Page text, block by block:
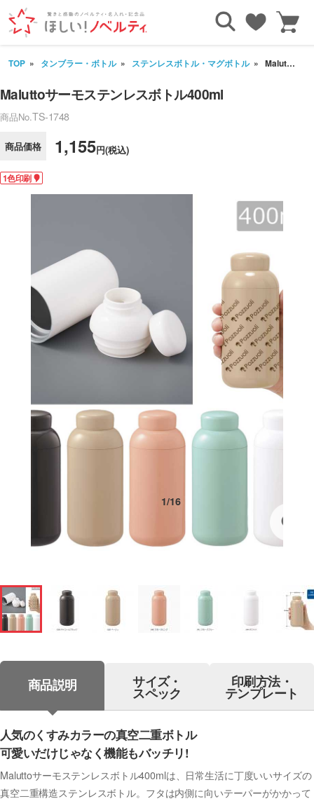
TOP タンブラー・ボトル ステンレスボトル・マグボトル Maluttoサーモステンレスボトル400ml
Maluttoサーモステンレスボトル400ml
商品No.TS-1748
商品価格 1,155円(税込)
1色印刷
1/16
商品説明 サイズ・
スペック
印刷方法・
テンプレート
人気のくすみカラーの真空二重ボトル
可愛いだけじゃなく機能もバッチリ!
Maluttoサーモステンレスボトル400mlは、日常生活に丁度いいサイズの
真空二重構造ステンレスボトル。フタは内側に向いテーパーがかかって